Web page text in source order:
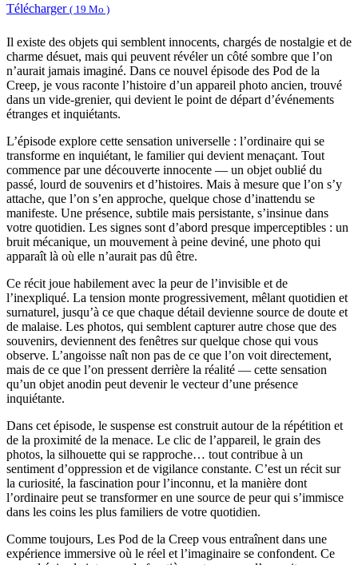
Télécharger ( 19 Mo )
Il existe des objets qui semblent innocents, chargés de nostalgie et de
charme désuet, mais qui peuvent révéler un côté sombre que l’on
n’aurait jamais imaginé. Dans ce nouvel épisode des Pod de la
Creep, je vous raconte l’histoire d’un appareil photo ancien, trouvé
dans un vide-grenier, qui devient le point de départ d’événements
étranges et inquiétants.
L’épisode explore cette sensation universelle : l’ordinaire qui se
transforme en inquiétant, le familier qui devient menaçant. Tout
commence par une découverte innocente — un objet oublié du
passé, lourd de souvenirs et d’histoires. Mais à mesure que l’on s’y
attache, que l’on s’en approche, quelque chose d’inattendu se
manifeste. Une présence, subtile mais persistante, s’insinue dans
votre quotidien. Les signes sont d’abord presque imperceptibles : un
bruit mécanique, un mouvement à peine deviné, une photo qui
apparaît là où elle n’aurait pas dû être.
Ce récit joue habilement avec la peur de l’invisible et de
l’inexpliqué. La tension monte progressivement, mêlant quotidien et
surnaturel, jusqu’à ce que chaque détail devienne source de doute et
de malaise. Les photos, qui semblent capturer autre chose que des
souvenirs, deviennent des fenêtres sur quelque chose qui vous
observe. L’angoisse naît non pas de ce que l’on voit directement,
mais de ce que l’on pressent derrière la réalité — cette sensation
qu’un objet anodin peut devenir le vecteur d’une présence
inquiétante.
Dans cet épisode, le suspense est construit autour de la répétition et
de la proximité de la menace. Le clic de l’appareil, le grain des
photos, la silhouette qui se rapproche… tout contribue à un
sentiment d’oppression et de vigilance constante. C’est un récit sur
la curiosité, la fascination pour l’inconnu, et la manière dont
l’ordinaire peut se transformer en une source de peur qui s’immisce
dans les coins les plus familiers de votre quotidien.
Comme toujours, Les Pod de la Creep vous entraînent dans une
expérience immersive où le réel et l’imaginaire se confondent. Ce